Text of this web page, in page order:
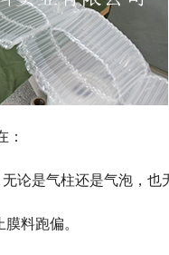
：
无论是气柱还是气泡，
料跑偏。